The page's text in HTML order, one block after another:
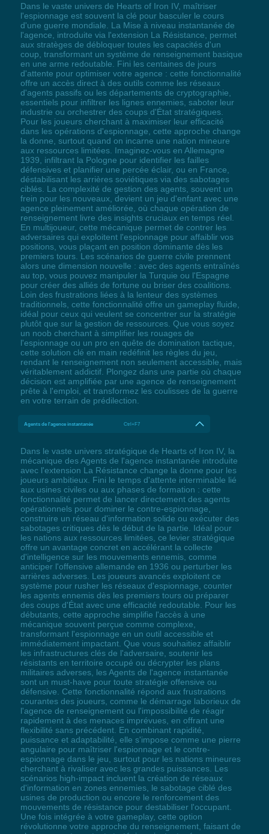
Dans le vaste univers de Hearts of Iron IV, maîtriser
l'espionnage est souvent la clé pour basculer le cours
d'une guerre mondiale. La Mise à niveau instantanée de
l'agence, introduite via l'extension La Résistance, permet
aux stratèges de débloquer toutes les capacités d'un
coup, transformant un système de renseignement basique
en une arme redoutable. Fini les centaines de jours
d'attente pour optimiser votre agence : cette fonctionnalité
offre un accès direct à des outils comme les réseaux
d'agents passifs ou les départements de cryptographie,
essentiels pour infiltrer les lignes ennemies, saboter leur
industrie ou orchestrer des coups d'État stratégiques.
Pour les joueurs cherchant à maximiser leur efficacité
dans les opérations d'espionnage, cette approche change
la donne, surtout quand on incarne une nation mineure
aux ressources limitées. Imaginez-vous en Allemagne
1939, infiltrant la Pologne pour identifier les failles
défensives et planifier une percée éclair, ou en France,
déstabilisant les arrières soviétiques via des sabotages
ciblés. La complexité de gestion des agents, souvent un
frein pour les nouveaux, devient un jeu d'enfant avec une
agence pleinement améliorée, où chaque opération de
renseignement livre des insights cruciaux en temps réel.
En multijoueur, cette mécanique permet de contrer les
adversaires qui exploitent l'espionnage pour affaiblir vos
positions, vous plaçant en position dominante dès les
premiers tours. Les scénarios de guerre civile prennent
alors une dimension nouvelle : avec des agents entraînés
au top, vous pouvez manipuler la Turquie ou l'Espagne
pour créer des alliés de fortune ou briser des coalitions.
Loin des frustrations liées à la lenteur des systèmes
traditionnels, cette fonctionnalité offre un gameplay fluide,
idéal pour ceux qui veulent se concentrer sur la stratégie
plutôt que sur la gestion de ressources. Que vous soyez
un noob cherchant à simplifier les rouages de
l'espionnage ou un pro en quête de domination tactique,
cette solution clé en main redéfinit les règles du jeu,
rendant le renseignement non seulement accessible, mais
véritablement addictif. Plongez dans une partie où chaque
décision est amplifiée par une agence de renseignement
prête à l'emploi, et transformez les coulisses de la guerre
en votre terrain de prédilection.
Agents de l'agence instantanée Ctrl+F7
Dans le vaste univers stratégique de Hearts of Iron IV, la
mécanique des Agents de l'agence instantanée introduite
avec l'extension La Résistance change la donne pour les
joueurs ambitieux. Fini le temps d'attente interminable lié
aux usines civiles ou aux phases de formation : cette
fonctionnalité permet de lancer directement des agents
opérationnels pour dominer le contre-espionnage,
construire un réseau d'information solide ou exécuter des
sabotages critiques dès le début de la partie. Idéal pour
les nations aux ressources limitées, ce levier stratégique
offre un avantage concret en accélérant la collecte
d'intelligence sur les mouvements ennemis, comme
anticiper l'offensive allemande en 1936 ou perturber les
arrières adverses. Les joueurs avancés exploitent ce
système pour rusher les réseaux d'espionnage, counter
les agents ennemis dès les premiers tours ou préparer
des coups d'État avec une efficacité redoutable. Pour les
débutants, cette approche simplifie l'accès à une
mécanique souvent perçue comme complexe,
transformant l'espionnage en un outil accessible et
immédiatement impactant. Que vous souhaitiez affaiblir
les infrastructures clés de l'adversaire, soutenir les
résistants en territoire occupé ou décrypter les plans
militaires adverses, les Agents de l'agence instantanée
sont un must-have pour toute stratégie offensive ou
défensive. Cette fonctionnalité répond aux frustrations
courantes des joueurs, comme le démarrage laborieux de
l'agence de renseignement ou l'impossibilité de réagir
rapidement à des menaces imprévues, en offrant une
flexibilité sans précédent. En combinant rapidité,
puissance et adaptabilité, elle s'impose comme une pierre
angulaire pour maîtriser l'espionnage et le contre-
espionnage dans le jeu, surtout pour les nations mineures
cherchant à rivaliser avec les grandes puissances. Les
scénarios high-impact incluent la création de réseaux
d'information en zones ennemies, le sabotage ciblé des
usines de production ou encore le renforcement des
mouvements de résistance pour destabiliser l'occupant.
Une fois intégrée à votre gameplay, cette option
révolutionne votre approche du renseignement, faisant de